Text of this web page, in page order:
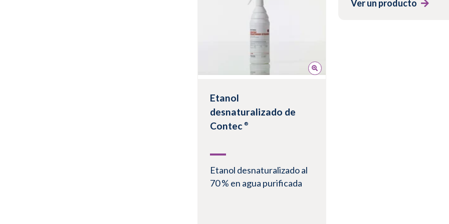
Ver un producto
Ver un producto
Etanol
desnaturalizado de
Contec ®
Etanol desnaturalizado al
70 % en agua purificada